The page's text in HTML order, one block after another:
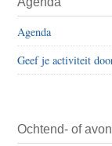
Agenda
Geef je activiteit
Ochtend- of